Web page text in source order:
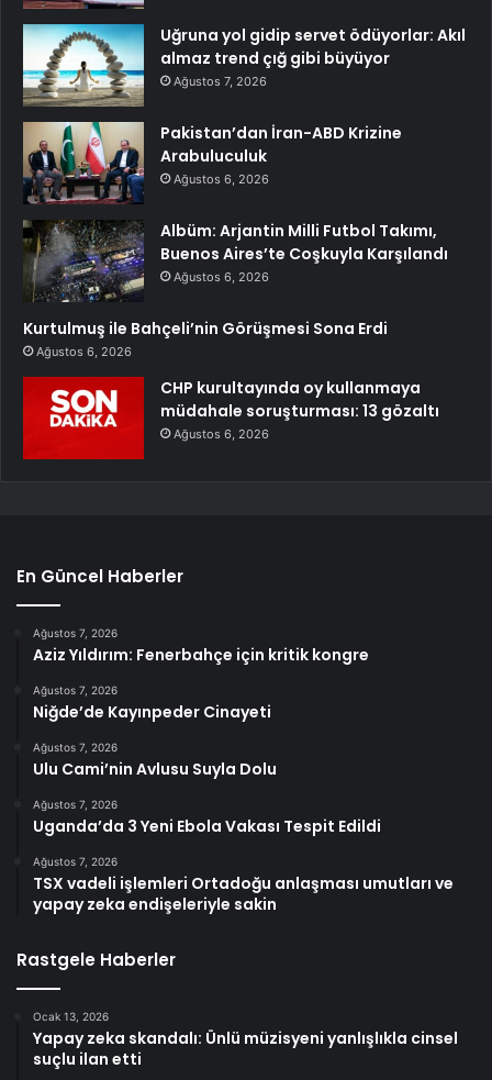
Uğruna yol gidip servet ödüyorlar: Akıl
almaz trend çığ gibi büyüyor
Ağustos 7, 2026
Pakistan’dan İran-ABD Krizine
Arabuluculuk
Ağustos 6, 2026
Albüm: Arjantin Milli Futbol Takımı,
Buenos Aires’te Coşkuyla Karşılandı
Ağustos 6, 2026
Kurtulmuş ile Bahçeli’nin Görüşmesi Sona Erdi
Ağustos 6, 2026
CHP kurultayında oy kullanmaya
müdahale soruşturması: 13 gözaltı
Ağustos 6, 2026
En Güncel Haberler
Ağustos 7, 2026
Aziz Yıldırım: Fenerbahçe için kritik kongre
Ağustos 7, 2026
Niğde’de Kayınpeder Cinayeti
Ağustos 7, 2026
Ulu Cami’nin Avlusu Suyla Dolu
Ağustos 7, 2026
Uganda’da 3 Yeni Ebola Vakası Tespit Edildi
Ağustos 7, 2026
TSX vadeli işlemleri Ortadoğu anlaşması umutları ve
yapay zeka endişeleriyle sakin
Rastgele Haberler
Ocak 13, 2026
Yapay zeka skandalı: Ünlü müzisyeni yanlışlıkla cinsel
suçlu ilan etti